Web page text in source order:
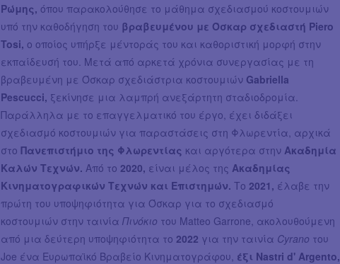
Ρώμης, όπου παρακολούθησε το μάθημα σχεδιασμού κοστουμιών
υπό την καθοδήγηση του βραβευμένου με Όσκαρ σχεδιαστή Piero
Tosi, ο οποίος υπήρξε μέντοράς του και καθοριστική μορφή στην
εκπαίδευσή του. Μετά από αρκετά χρόνια συνεργασίας με τη
βραβευμένη με Όσκαρ σχεδιάστρια κοστουμιών Gabriella
Pescucci, ξεκίνησε μια λαμπρή ανεξάρτητη σταδιοδρομία.
Παράλληλα με το επαγγελματικό του έργο, έχει διδάξει
σχεδιασμό κοστουμιών για παραστάσεις στη Φλωρεντία, αρχικά
στο Πανεπιστήμιο της Φλωρεντίας και αργότερα στην Ακαδημία
Καλών Τεχνών. Από το 2020, είναι μέλος της Ακαδημίας
Κινηματογραφικών Τεχνών και Επιστημών. Το 2021, έλαβε την
πρώτη του υποψηφιότητα για Όσκαρ για το σχεδιασμό
κοστουμιών στην ταινία Πινόκιο του Matteo Garrone, ακολουθούμενη
από μια δεύτερη υποψηφιότητα το 2022 για την ταινία Cyrano του
Joe ένα Ευρωπαϊκό Βραβείο Κινηματογράφου, έξι Nastri d' Argento,